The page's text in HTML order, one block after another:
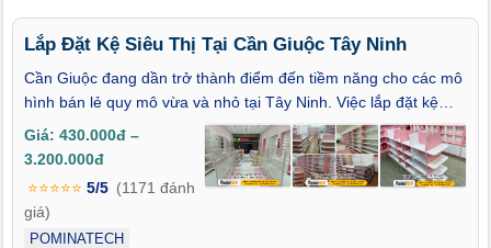
Lắp Đặt Kệ Siêu Thị Tại Cần Giuộc Tây Ninh
Cần Giuộc đang dần trở thành điểm đến tiềm năng cho các mô
hình bán lẻ quy mô vừa và nhỏ tại Tây Ninh. Việc lắp đặt kệ
siêu thị tại Cần Giuộc – Tây Ninh không chỉ giúp tối ưu không
gian mà còn góp phần tạo dựng hình ảnh cửa hàng chuyên
nghiệp, hiện đại. Khi hành vi tiêu dùng ngày càng thay đổi, đầu
tư vào hạ tầng trưng bày là điều bắt buộc để tăng tính cạnh
tranh.
Giá: 430.000đ –
3.200.000đ
⭐⭐⭐⭐⭐ 5/5 (1171 đánh
giá)
POMINATECH